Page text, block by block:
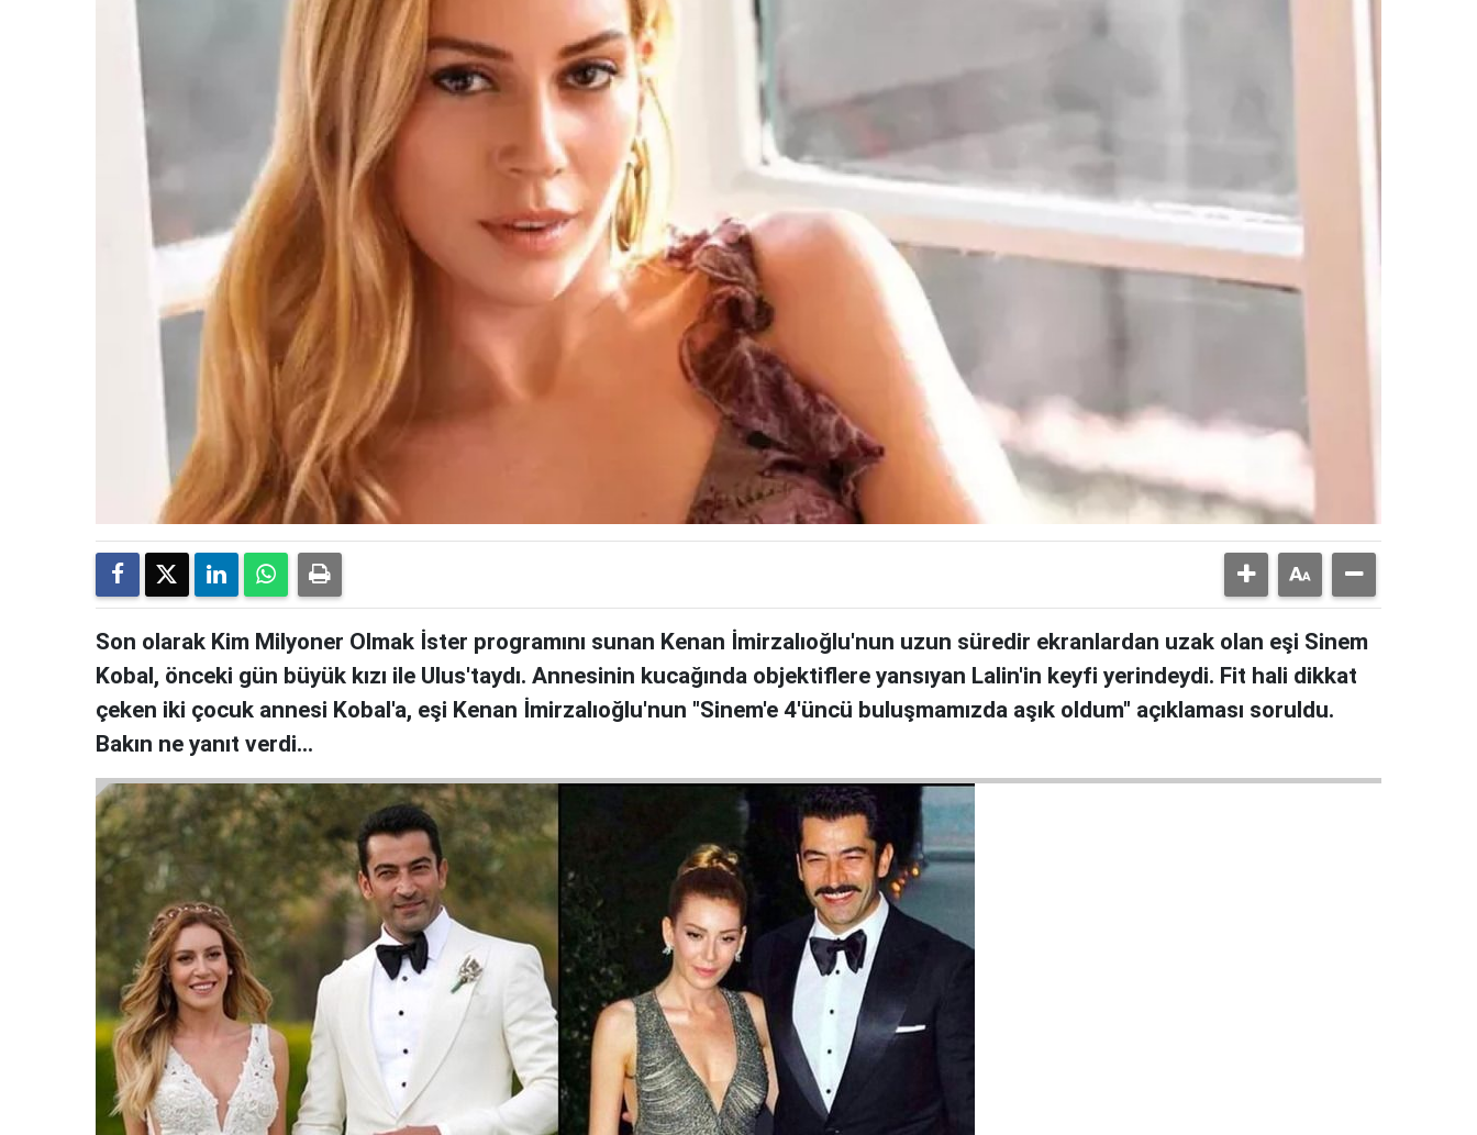
Son olarak Kim Milyoner Olmak İster programını sunan Kenan İmirzalıoğlu'nun uzun süredir ekranlardan uzak olan eşi Sinem
Kobal, önceki gün büyük kızı ile Ulus'taydı. Annesinin kucağında objektiflere yansıyan Lalin'in keyfi yerindeydi. Fit hali dikkat
çeken iki çocuk annesi Kobal'a, eşi Kenan İmirzalıoğlu'nun "Sinem'e 4'üncü buluşmamızda aşık oldum" açıklaması soruldu.
Bakın ne yanıt verdi...